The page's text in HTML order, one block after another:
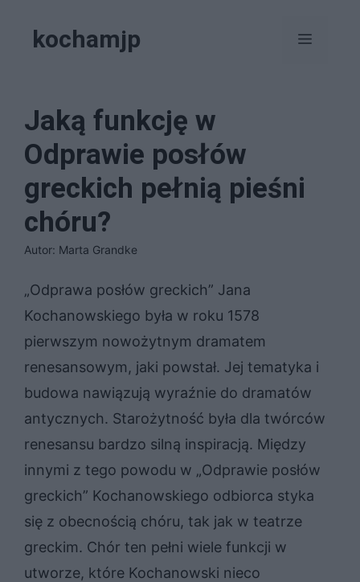
kochamjp Menu
Jaką funkcję w
Odprawie posłów
greckich pełnią pieśni
chóru?
Autor: Marta Grandke
„Odprawa posłów greckich” Jana
Kochanowskiego była w roku 1578
pierwszym nowożytnym dramatem
renesansowym, jaki powstał. Jej tematyka i
budowa nawiązują wyraźnie do dramatów
antycznych. Starożytność była dla twórców
renesansu bardzo silną inspiracją. Między
innymi z tego powodu w „Odprawie posłów
greckich” Kochanowskiego odbiorca styka
się z obecnością chóru, tak jak w teatrze
greckim. Chór ten pełni wiele funkcji w
utworze, które Kochanowski nieco